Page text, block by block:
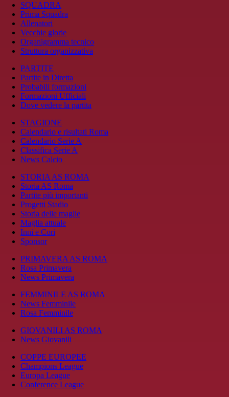
SQUADRA
Prima Squadra
Allenatori
Vecchie glorie
Organigramma tecnico
Struttura organizzativa
PARTITE
Partite in Diretta
Probabili formazioni
Formazioni Ufficiali
Dove vedere la partita
STAGIONE
Calendario e risultati Roma
Calendario Serie A
Classifica Serie A
News Calcio
STORIA AS ROMA
Storia AS Roma
Partite più importanti
Progetti Stadio
Storia delle maglie
Maglia attuale
Inni e Cori
Sponsor
PRIMAVERA AS ROMA
Rosa Primavera
News Primavera
FEMMINILE AS ROMA
News Femminile
Rosa Femminile
GIOVANILI AS ROMA
News Giovanili
COPPE EUROPEE
Champions League
Europa League
Conference League